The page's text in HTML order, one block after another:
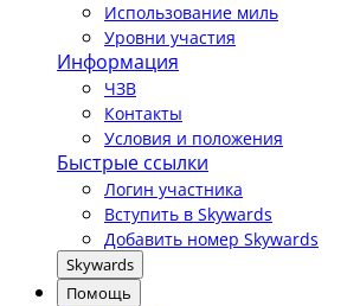
Использование миль
Уровни участия
Информация
ЧЗВ
Контакты
Условия и положения
Быстрые ссылки
Логин участника
Вступить в Skywards
Добавить номер Skywards
Skywards
Помощь